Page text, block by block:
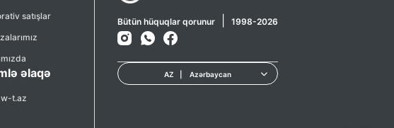
satışlar
əlaqə
t.az
Bütün hüquqlar qorunur 1998-2026
AZ Azərbaycan